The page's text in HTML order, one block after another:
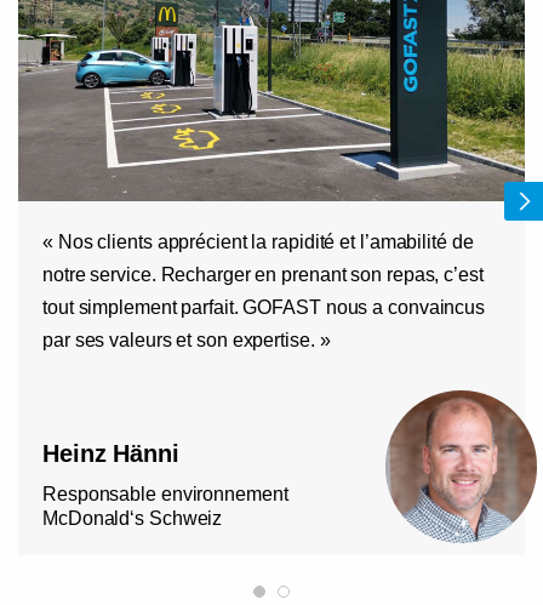
« Nos clients apprécient la rapidité et l’amabilité de
notre service. Recharger en prenant son repas, c’est
tout simplement parfait. GOFAST nous a convaincus
par ses valeurs et son expertise. »
Heinz Hänni
Responsable environnement
McDonald‘s Schweiz